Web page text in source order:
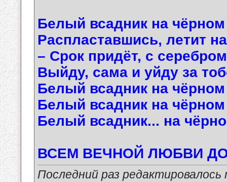
Белый всадник на чёрном
Распластавшись, летит
– Срок придёт, с
Выйду, сама и уйду за
Белый всадник на чёрном
Белый всадник на чёрном
Белый всадник... на
ВСЕМ ВЕЧНОЙ ЛЮБВИ
Последний раз